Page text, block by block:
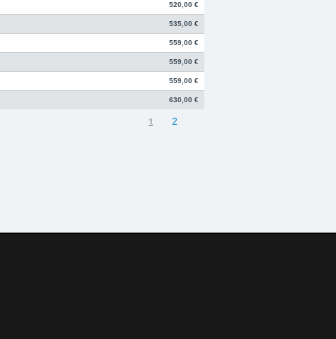
520,00 €
535,00 €
559,00 €
559,00 €
559,00 €
630,00 €
1 2